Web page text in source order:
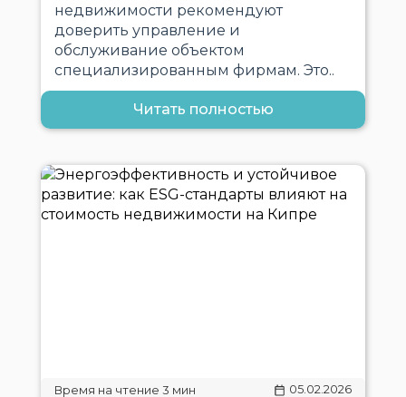
недвижимости рекомендуют
доверить управление и
обслуживание объектом
специализированным фирмам. Это..
Читать полностью
05.02.2026